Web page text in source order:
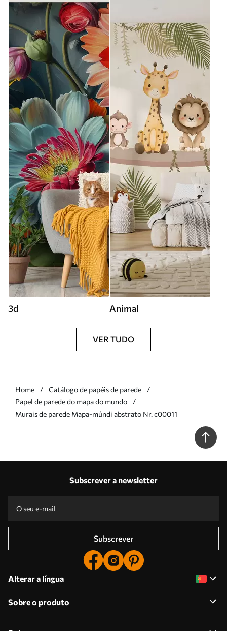
3d Animal
VER TUDO
Home
Catálogo de papéis de parede
Papel de parede do mapa do mundo
Murais de parede Mapa-múndi abstrato Nr. c00011
Subscrever a newsletter
Subscrever
Alterar a língua
Sobre o produto